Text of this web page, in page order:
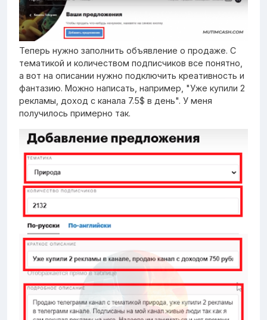
Теперь нужно заполнить объявление о продаже. С
тематикой и количеством подписчиков все понятно,
а вот на описании нужно подключить креативность и
фантазию. Можно написать, например, "Уже купили 2
рекламы, доход с канала 7.5$ в день". У меня
получилось примерно так.